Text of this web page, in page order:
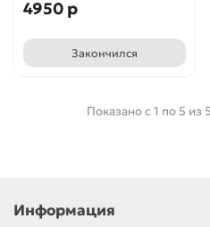
4950 р
Закончился
Показано с 1 по 5 из
Информация